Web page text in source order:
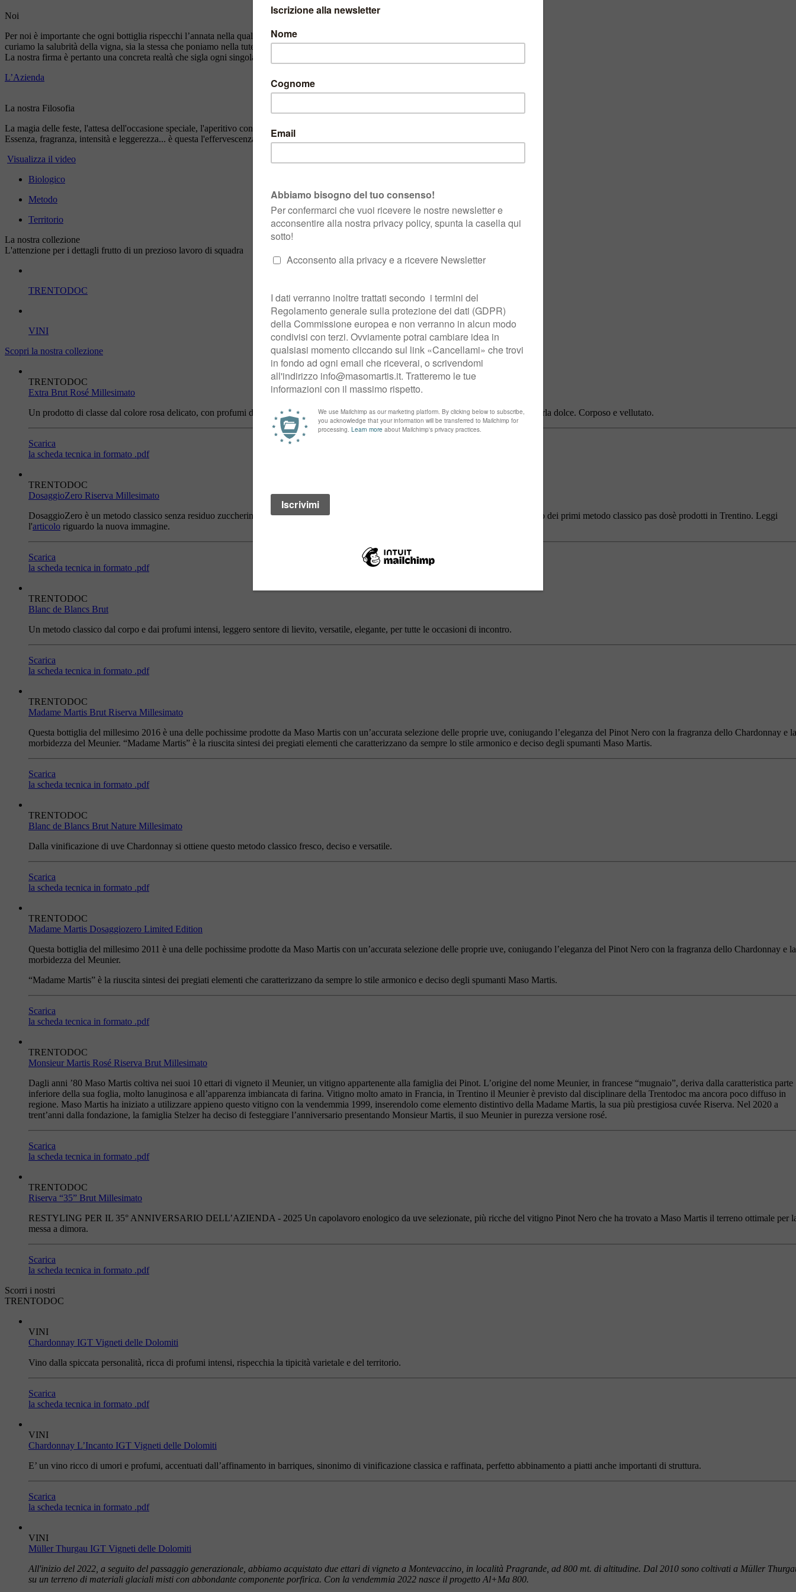
Noi
Per noi è importante che ogni bottiglia rispecchi l’annata nella quale è stata prodotta e che l’attenzione con la quale
curiamo la salubrità della vigna, sia la stessa che poniamo nella tutela del nostro ambiente di vita quotidiano.
La nostra firma è pertanto una concreta realtà che sigla ogni singola bottiglia Maso Martis.
L’Azienda
La nostra Filosofia
La magia delle feste, l'attesa dell'occasione speciale, l'aperitivo con gli amici, il piacere di gustare.
Essenza, fragranza, intensità e leggerezza... è questa l'effervescenza delle Dolomiti e l'anima degli spumanti Maso Martis.
Visualizza il video
Biologico
Metodo
Territorio
La nostra collezione
L'attenzione per i dettagli frutto di un prezioso lavoro di squadra
TRENTODOC
VINI
Scopri la nostra collezione
TRENTODOC
Extra Brut Rosé Millesimato
Un prodotto di classe dal colore rosa delicato, con profumi di piccoli frutti di bosco, ribes, lamponi e fragoline e delicati richiami di mandorla dolce. Corposo e vellutato.
Scarica
la scheda tecnica in formato .pdf
TRENTODOC
DosaggioZero Riserva Millesimato
DosaggioZero è un metodo classico senza residuo zuccherino dal corpo e dai profumi intensi, minerale, dal carattere robusto e deciso. Uno dei primi metodo classico pas dosè prodotti in Trentino. Leggi
l'articolo riguardo la nuova immagine.
Scarica
la scheda tecnica in formato .pdf
TRENTODOC
Blanc de Blancs Brut
Un metodo classico dal corpo e dai profumi intensi, leggero sentore di lievito, versatile, elegante, per tutte le occasioni di incontro.
Scarica
la scheda tecnica in formato .pdf
TRENTODOC
Madame Martis Brut Riserva Millesimato
Questa bottiglia del millesimo 2016 è una delle pochissime prodotte da Maso Martis con un’accurata selezione delle proprie uve, coniugando l’eleganza del Pinot Nero con la fragranza dello Chardonnay e la
morbidezza del Meunier. “Madame Martis” è la riuscita sintesi dei pregiati elementi che caratterizzano da sempre lo stile armonico e deciso degli spumanti Maso Martis.
Scarica
la scheda tecnica in formato .pdf
TRENTODOC
Blanc de Blancs Brut Nature Millesimato
Dalla vinificazione di uve Chardonnay si ottiene questo metodo classico fresco, deciso e versatile.
Scarica
la scheda tecnica in formato .pdf
TRENTODOC
Madame Martis Dosaggiozero Limited Edition
Questa bottiglia del millesimo 2011 è una delle pochissime prodotte da Maso Martis con un’accurata selezione delle proprie uve, coniugando l’eleganza del Pinot Nero con la fragranza dello Chardonnay e la
morbidezza del Meunier.
“Madame Martis” è la riuscita sintesi dei pregiati elementi che caratterizzano da sempre lo stile armonico e deciso degli spumanti Maso Martis.
Scarica
la scheda tecnica in formato .pdf
TRENTODOC
Monsieur Martis Rosé Riserva Brut Millesimato
Dagli anni ’80 Maso Martis coltiva nei suoi 10 ettari di vigneto il Meunier, un vitigno appartenente alla famiglia dei Pinot. L’origine del nome Meunier, in francese “mugnaio”, deriva dalla caratteristica parte
inferiore della sua foglia, molto lanuginosa e all’apparenza imbiancata di farina. Vitigno molto amato in Francia, in Trentino il Meunier è previsto dal disciplinare della Trentodoc ma ancora poco diffuso in
regione. Maso Martis ha iniziato a utilizzare appieno questo vitigno con la vendemmia 1999, inserendolo come elemento distintivo della Madame Martis, la sua più prestigiosa cuvée Riserva. Nel 2020 a
trent’anni dalla fondazione, la famiglia Stelzer ha deciso di festeggiare l’anniversario presentando Monsieur Martis, il suo Meunier in purezza versione rosé.
Scarica
la scheda tecnica in formato .pdf
TRENTODOC
Riserva “35” Brut Millesimato
RESTYLING PER IL 35° ANNIVERSARIO DELL’AZIENDA - 2025 Un capolavoro enologico da uve selezionate, più ricche del vitigno Pinot Nero che ha trovato a Maso Martis il terreno ottimale per
messa a dimora.
Scarica
la scheda tecnica in formato .pdf
Scorri i nostri
TRENTODOC
VINI
Chardonnay IGT Vigneti delle Dolomiti
Vino dalla spiccata personalità, ricca di profumi intensi, rispecchia la tipicità varietale e del territorio.
Scarica
la scheda tecnica in formato .pdf
VINI
Chardonnay L’Incanto IGT Vigneti delle Dolomiti
E’ un vino ricco di umori e profumi, accentuati dall’affinamento in barriques, sinonimo di vinificazione classica e raffinata, perfetto abbinamento a piatti anche importanti di struttura.
Scarica
la scheda tecnica in formato .pdf
VINI
Müller Thurgau IGT Vigneti delle Dolomiti
All'inizio del 2022, a seguito del passaggio generazionale, abbiamo acquistato due ettari di vigneto a Montevaccino, in località Pragrande, ad 800 mt. di altitudine. Dal 2010 sono coltivati a Müller
su un terreno di materiali glaciali misti con abbondante componente porfirica. Con la vendemmia 2022 nasce il progetto Al+Ma 800.